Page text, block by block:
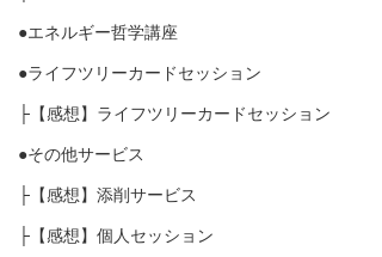
●エネルギー哲学講座
●ライフツリーカードセッション
├【感想】ライフツリーカードセッション
●その他サービス
├【感想】添削サービス
├【感想】個人セッション